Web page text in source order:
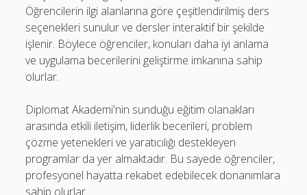
Öğrencilerin ilgi alanlarına göre çeşitlendirilmiş ders
seçenekleri sunulur ve dersler interaktif bir şekilde
işlenir. Böylece öğrenciler, konuları daha iyi anlama
ve uygulama becerilerini geliştirme imkanına sahip
olurlar.
Diplomat Akademi'nin sunduğu eğitim olanakları
arasında etkili iletişim, liderlik becerileri, problem
çözme yetenekleri ve yaratıcılığı destekleyen
programlar da yer almaktadır. Bu sayede öğrenciler,
profesyonel hayatta rekabet edebilecek donanımlara
sahip olurlar.